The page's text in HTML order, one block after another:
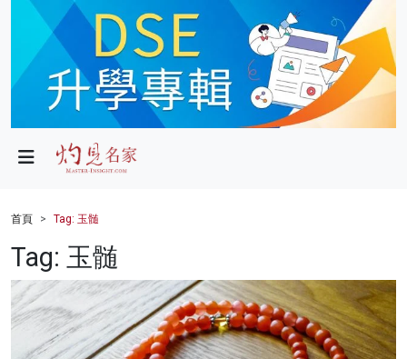
政局
財經
健康
商業
首頁 Tag: 玉髄
Tag: 玉髄